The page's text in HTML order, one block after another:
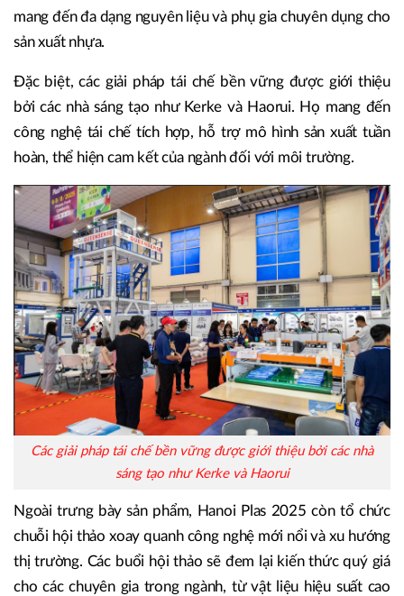
mang đến đa dạng nguyên liệu và phụ gia chuyên dụng cho
sản xuất nhựa.
Đặc biệt, các giải pháp tái chế bền vững được giới thiệu
bởi các nhà sáng tạo như Kerke và Haorui. Họ mang đến
công nghệ tái chế tích hợp, hỗ trợ mô hình sản xuất tuần
hoàn, thể hiện cam kết của ngành đối với môi trường.
Các giải pháp tái chế bền vững được giới thiệu bởi các nhà
sáng tạo như Kerke và Haorui
Ngoài trưng bày sản phẩm, Hanoi Plas 2025 còn tổ chức
chuỗi hội thảo xoay quanh công nghệ mới nổi và xu hướng
thị trường. Các buổi hội thảo sẽ đem lại kiến thức quý giá
cho các chuyên gia trong ngành, từ vật liệu hiệu suất cao